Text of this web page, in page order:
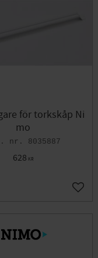
för torkskåp Ni
mo
8035887
628 KR
Lägg